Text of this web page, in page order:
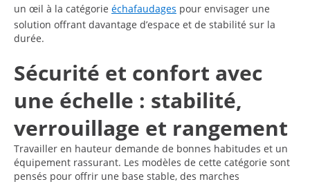
un œil à la catégorie échafaudages pour envisager une
solution offrant davantage d’espace et de stabilité sur la
durée.
Sécurité et confort avec
une échelle : stabilité,
verrouillage et rangement
Travailler en hauteur demande de bonnes habitudes et un
équipement rassurant. Les modèles de cette catégorie sont
pensés pour offrir une base stable, des marches